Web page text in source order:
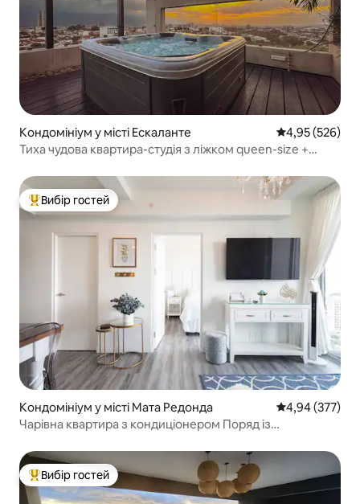
Кондомініум у місті Ескаланте Середня
4,95 (526)
Тиха чудова квартира-студія з ліжком queen-size +
Топ вибір гостей
Вибір гостей
Кондомініум у місті Мата Редонда Середня
4,94 (377)
Чарівна квартира з кондиціонером Поряд із
Топ вибір гостей
Вибір гостей